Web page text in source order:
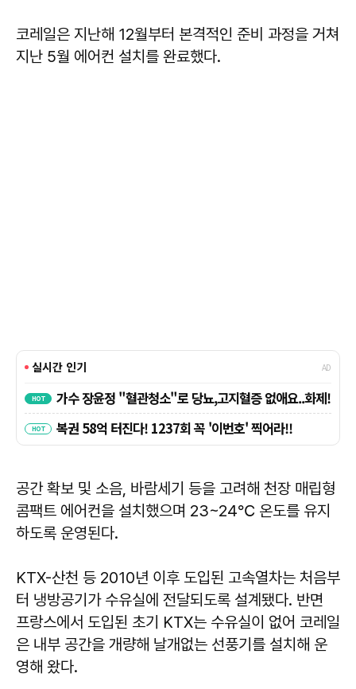
코레일은 지난해 12월부터 본격적인 준비 과정을 거쳐
지난 5월 에어컨 설치를 완료했다.
공간 확보 및 소음, 바람세기 등을 고려해 천장 매립형
콤팩트 에어컨을 설치했으며 23~24℃ 온도를 유지
하도록 운영된다.
KTX-산천 등 2010년 이후 도입된 고속열차는 처음부
터 냉방공기가 수유실에 전달되도록 설계됐다. 반면
프랑스에서 도입된 초기 KTX는 수유실이 없어 코레일
은 내부 공간을 개량해 날개없는 선풍기를 설치해 운
영해 왔다.